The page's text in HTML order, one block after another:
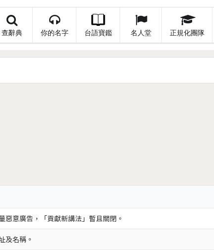
查辭典 你的名字 台語寶鑑 名人堂 正規化團隊
惡意廣告，「貢獻新講法」暫且關閉。
及名稱。